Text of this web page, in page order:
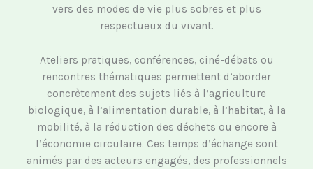
vers des modes de vie plus sobres et plus
respectueux du vivant.
Ateliers pratiques, conférences, ciné-débats ou
rencontres thématiques permettent d’aborder
concrètement des sujets liés à l’agriculture
biologique, à l’alimentation durable, à l’habitat, à la
mobilité, à la réduction des déchets ou encore à
l’économie circulaire. Ces temps d’échange sont
animés par des acteurs engagés, des professionnels